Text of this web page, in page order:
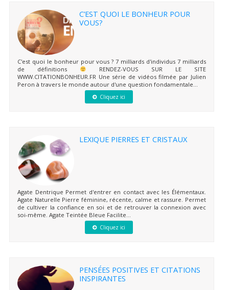
C’EST QUOI LE BONHEUR POUR
VOUS?
C'est quoi le bonheur pour vous ? 7 milliards d'individus 7 milliards
de définitions
RENDEZ-VOUS SUR LE SITE
WWW.CITATIONBONHEUR.FR Une série de vidéos filmée par Julien
Peron à travers le monde autour d'une question fondamentale...
Cliquez ici
LEXIQUE PIERRES ET CRISTAUX
Agate Dentrique Permet d'entrer en contact avec les Élémentaux.
Agate Naturelle Pierre féminine, récente, calme et rassure. Permet
de cultiver la confiance en soi et de retrouver la connexion avec
soi-même. Agate Teintée Bleue Facilite...
Cliquez ici
PENSÉES POSITIVES ET CITATIONS
INSPIRANTES